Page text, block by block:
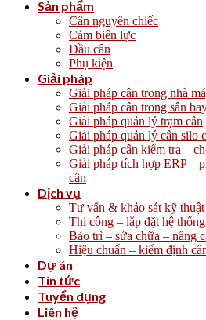
Sản phẩm
Cân nguyên chiếc
Cảm biến lực
Đầu cân
Phụ kiện
Giải pháp
Giải pháp cân trong nhà
Giải pháp cân trong sân
Giải pháp quản lý trạm cân
Giải pháp quản lý cân silo
Giải pháp cân kiểm tra –
Giải pháp tích hợp ERP –
cân
Dịch vụ
Tư vấn & khảo sát kỹ thuật
Thi công – lắp đặt hệ
Bảo trì – sửa chữa – nâng
Hiệu chuẩn – kiểm định
Dự án
Tin tức
Tuyển dụng
Liên hệ